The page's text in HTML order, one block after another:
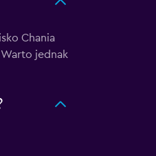
Chania
jednak